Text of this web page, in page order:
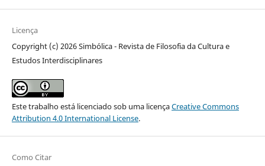
Licença
Copyright (c) 2026 Simbólica - Revista de Filosofia da Cultura e
Estudos Interdisciplinares
Este trabalho está licenciado sob uma licençaCreative Commons
Attribution 4.0 International License.
Como Citar